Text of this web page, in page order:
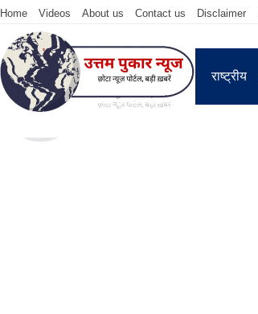
Home Videos About us Contact us Disclaimer
राष्ट्रीय